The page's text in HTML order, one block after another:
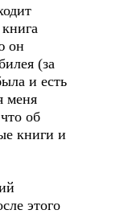
он
(за
и есть
меня
об
книги и
этого